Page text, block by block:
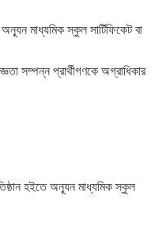
মাধ্যমিক স্কুল সার্টিফিকেট বা
সম্পন্ন প্রার্থীগণকে অগ্রাধিকার
হইতে অন্যূন মাধ্যমিক স্কুল